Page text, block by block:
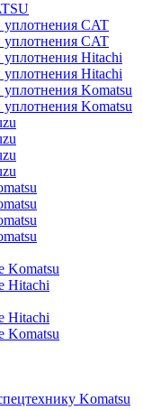
CAT
CAT
Hitachi
Hitachi
Komatsu
Komatsu
Komatsu
Hitachi
Hitachi
Komatsu
Komatsu